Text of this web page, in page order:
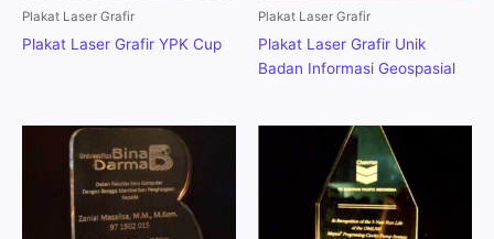
Plakat Laser Grafir
Plakat Laser Grafir YPK Cup
Plakat Laser Grafir
Plakat Laser Grafir Unik
Badan Informasi Geospasial